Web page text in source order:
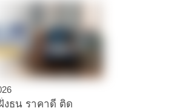
งธน ราคาดี ติด